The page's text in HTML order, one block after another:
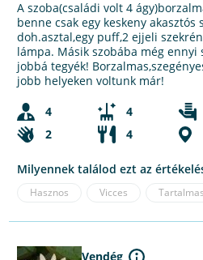
A szoba(családi volt 4
benne csak egy keskeny akasztós
doh.asztal,egy puff,2 ejjeli
lámpa. Másik szobába még ennyi
jobbá tegyék!
jobb helyeken voltunk már!
4
4
2
4
Milyennek találod ezt az
Hasznos Vicces Tartalmas
Vendég